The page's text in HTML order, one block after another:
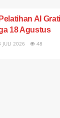
AI
18 Agustus
JULI 2026 48